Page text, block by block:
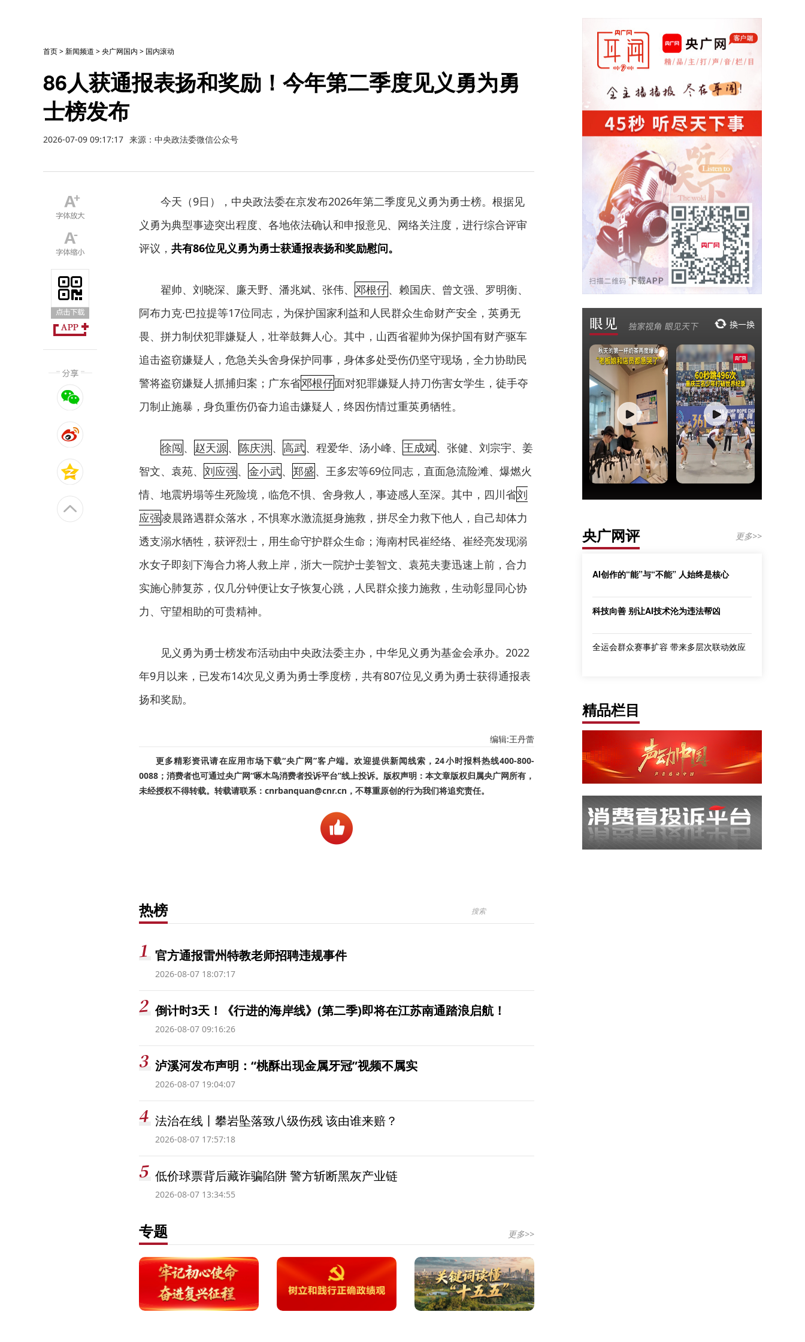
首页>新闻频道 >央广网国内 > 国内滚动
86人获通报表扬和奖励！今年第二季度见义勇为勇
士榜发布
2026-07-09 09:17:17 来源：中央政法委微信公众号
今天（9日），中央政法委在京发布2026年第二季度见义勇为勇士榜。根据见
义勇为典型事迹突出程度、各地依法确认和申报意见、网络关注度，进行综合评审
评议， 共有86位见义勇为勇士获通报表扬和奖励慰问。
翟帅、刘晓深、廉天野、潘兆斌、张伟、 邓根仔、赖国庆、曾文强、罗明衡、
阿布力克·巴拉提等17位同志，为保护国家利益和人民群众生命财产安全，英勇无
畏、拼力制伏犯罪嫌疑人，壮举鼓舞人心。其中，山西省翟帅为保护国有财产驱车
追击盗窃嫌疑人，危急关头舍身保护同事，身体多处受伤仍坚守现场，全力协助民
警将盗窃嫌疑人抓捕归案；广东省邓根仔面对犯罪嫌疑人持刀伤害女学生，徒手夺
刀制止施暴，身负重伤仍奋力追击嫌疑人，终因伤情过重英勇牺牲。
徐闯、 赵天源、 陈庆洪、 高武、程爱华、汤小峰、 王成斌、张健、刘宗宇、姜
智文、袁苑、 刘应强、 金小武、 郑盛、王多宏等69位同志，直面急流险滩、爆燃火
情、地震坍塌等生死险境，临危不惧、舍身救人，事迹感人至深。其中，四川省刘
应强凌晨路遇群众落水，不惧寒水激流挺身施救，拼尽全力救下他人，自己却体力
透支溺水牺牲，获评烈士，用生命守护群众生命；海南村民崔经络、崔经亮发现溺
水女子即刻下海合力将人救上岸，浙大一院护士姜智文、袁苑夫妻迅速上前，合力
实施心肺复苏，仅几分钟便让女子恢复心跳，人民群众接力施救，生动彰显同心协
力、守望相助的可贵精神。
见义勇为勇士榜发布活动由中央政法委主办，中华见义勇为基金会承办。2022
年9月以来，已发布14次见义勇为勇士季度榜，共有807位见义勇为勇士获得通报表
扬和奖励。
编辑:王丹蕾
更多精彩资讯请在应用市场下载“央广网”客户端。欢迎提供新闻线索，24小时报料热线400-800-
0088；消费者也可通过央广网“啄木鸟消费者投诉平台”线上投诉。版权声明：本文章版权归属央广网所有，
未经授权不得转载。转载请联系：cnrbanquan@cnr.cn，不尊重原创的行为我们将追究责任。
热榜
官方通报雷州特教老师招聘违规事件
2026-08-07 18:07:17
倒计时3天！《行进的海岸线》(第二季)即将在江苏南通踏浪启航！
2026-08-07 09:16:26
泸溪河发布声明：“桃酥出现金属牙冠”视频不属实
2026-08-07 19:04:07
法治在线丨攀岩坠落致八级伤残 该由谁来赔？
2026-08-07 17:57:18
低价球票背后藏诈骗陷阱 警方斩断黑灰产业链
2026-08-07 13:34:55
专题 更多>>
央广网评 更多>>
AI创作的“能”与“不能” 人始终是核心
科技向善 别让AI技术沦为违法帮凶
全运会群众赛事扩容 带来多层次联动效应
精品栏目